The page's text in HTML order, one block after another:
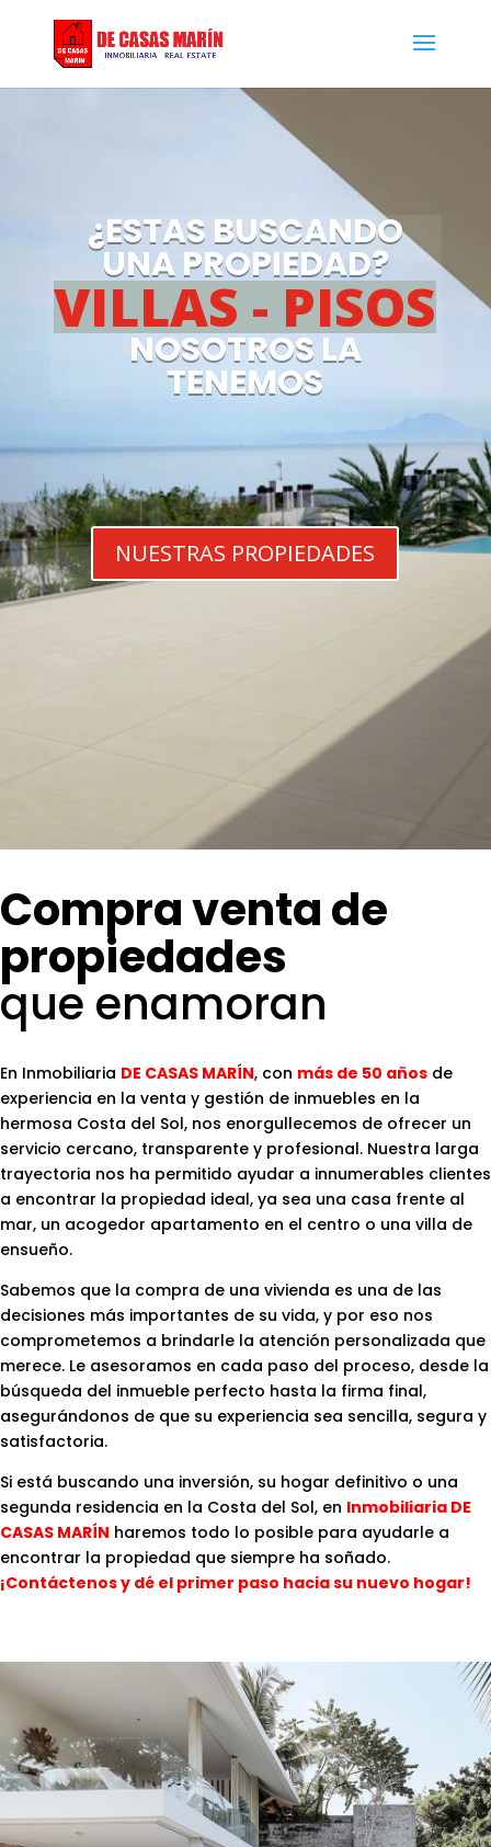
¿ESTAS BUSCANDO
UNA PROPIEDAD?
TERRE NO
NOSOTROS LA
TENEMOS
NUESTRAS PROPIEDADES
Compra venta de
propiedades
que enamoran
En Inmobiliaria DE CASAS MARÍN, con más de 50 años de
experiencia en la venta y gestión de inmuebles en la
hermosa Costa del Sol, nos enorgullecemos de ofrecer un
servicio cercano, transparente y profesional. Nuestra larga
trayectoria nos ha permitido ayudar a innumerables clientes
a encontrar la propiedad ideal, ya sea una casa frente al
mar, un acogedor apartamento en el centro o una villa de
ensueño.
Sabemos que la compra de una vivienda es una de las
decisiones más importantes de su vida, y por eso nos
comprometemos a brindarle la atención personalizada que
merece. Le asesoramos en cada paso del proceso, desde la
búsqueda del inmueble perfecto hasta la firma final,
asegurándonos de que su experiencia sea sencilla, segura y
satisfactoria.
Si está buscando una inversión, su hogar definitivo o una
segunda residencia en la Costa del Sol, en Inmobiliaria DE
CASAS MARÍN haremos todo lo posible para ayudarle a
encontrar la propiedad que siempre ha soñado.
¡Contáctenos y dé el primer paso hacia su nuevo hogar!